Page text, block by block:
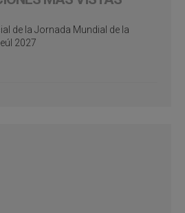
de la Jornada Mundial de la
2027